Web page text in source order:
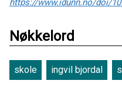
https://www.idunn.no/doi/
Nøkkelord
skole ingvil bjordal